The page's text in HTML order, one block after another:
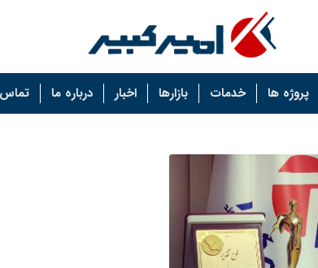
پروژه ها خدمات بازارها اخبار درباره ما تماس